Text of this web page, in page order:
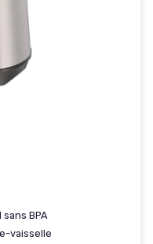
BPA
vaisselle